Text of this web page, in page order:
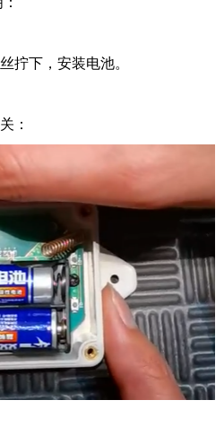
拧下，安装电池。
：